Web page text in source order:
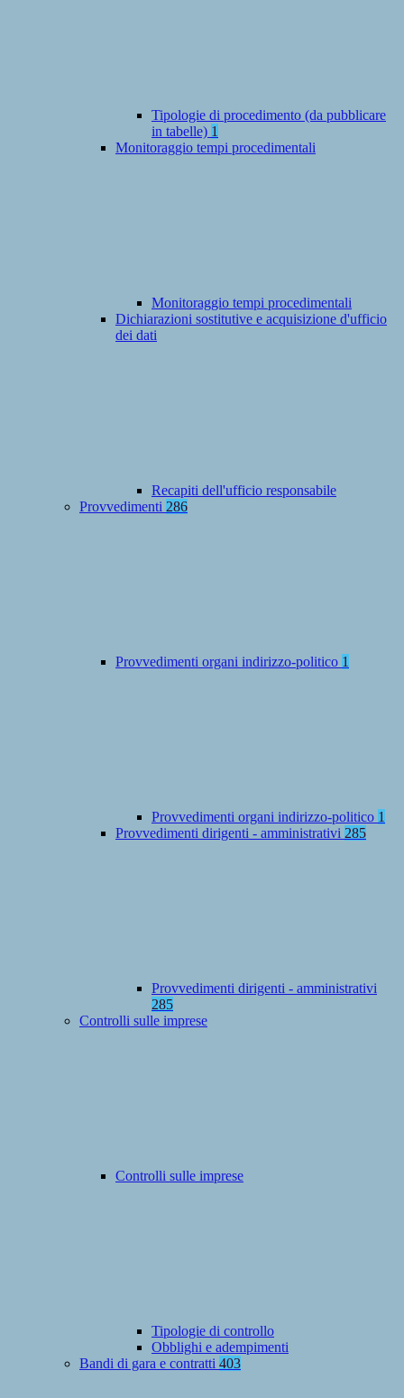
Tipologie di procedimento (da pubblicare
in tabelle) 1
Monitoraggio tempi procedimentali
Monitoraggio tempi procedimentali
Dichiarazioni sostitutive e acquisizione d'ufficio
dei dati
Recapiti dell'ufficio responsabile
Provvedimenti 286
Provvedimenti organi indirizzo-politico 1
Provvedimenti organi indirizzo-politico 1
Provvedimenti dirigenti - amministrativi 285
Provvedimenti dirigenti - amministrativi
285
Controlli sulle imprese
Controlli sulle imprese
Tipologie di controllo
Obblighi e adempimenti
Bandi di gara e contratti 403